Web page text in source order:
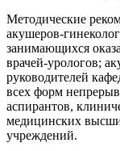
Методические
акушеров-
занимающихся
врачей-урологов;
руководителей
всех форм
аспирантов,
медицинских
учреждений.